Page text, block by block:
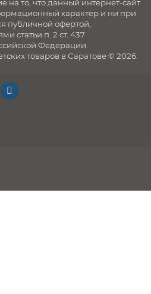
то, что данный интернет-сайт
характер и ни при
публичной офертой,
статьи п. 2 ст. 437
Федерации.
товаров в Саратове © 2026.